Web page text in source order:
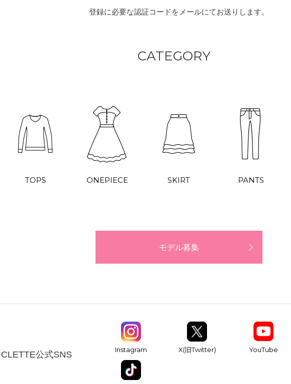
登録に必要な認証コードをメールにてお送りします。
CATEGORY
TOPS ONEPIECE SKIRT PANTS
モデル募集
CLETTE公式SNS Instagram X(旧Twitter) YouTube